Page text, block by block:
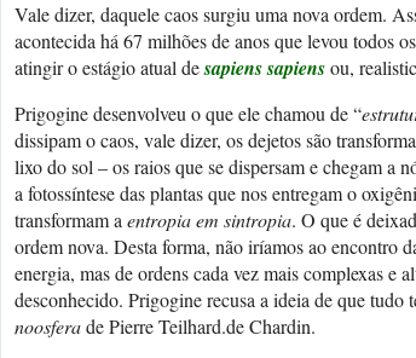
Vale dizer, daquele caos surgiu uma nova ordem.
acontecida há 67 milhões de anos que levou todos
atingir o estágio atual desapiens sapiensou,
Prigogine desenvolveu o que ele chamou de “
dissipam o caos, vale dizer, os dejetos são
lixo do sol – os raios que se dispersam e chegam a
a fotossíntese das plantas que nos entregam o
transformam aentropia em sintropia. O que é
ordem nova. Desta forma, não iríamos ao encontro
energia, mas de ordens cada vez mais complexas e
desconhecido. Prigogine recusa a ideia de que tudo
noosferade Pierre Teilhard.de Chardin.